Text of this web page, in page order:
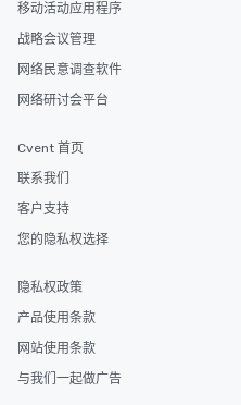
移动活动应用程序
战略会议管理
网络民意调查软件
网络研讨会平台
Cvent 首页
联系我们
客户支持
您的隐私权选择
隐私权政策
产品使用条款
网站使用条款
与我们一起做广告